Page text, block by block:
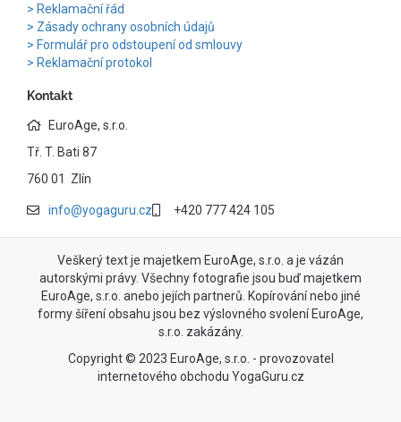
Reklamační řád
Zásady ochrany osobních údajů
Formulář pro odstoupení od smlouvy
Reklamační protokol
Kontakt
EuroAge, s.r.o.
Tř. T. Bati 87
760 01 Zlín
info@yogaguru.cz +420 777 424 105
Veškerý text je majetkem EuroAge, s.r.o. a je vázán
autorskými právy. Všechny fotografie jsou buď majetkem
EuroAge, s.r.o. anebo jejích partnerů. Kopírování nebo jiné
formy šíření obsahu jsou bez výslovného svolení EuroAge,
s.r.o. zakázány.
Copyright © 2023 EuroAge, s.r.o. - provozovatel
internetového obchodu YogaGuru.cz